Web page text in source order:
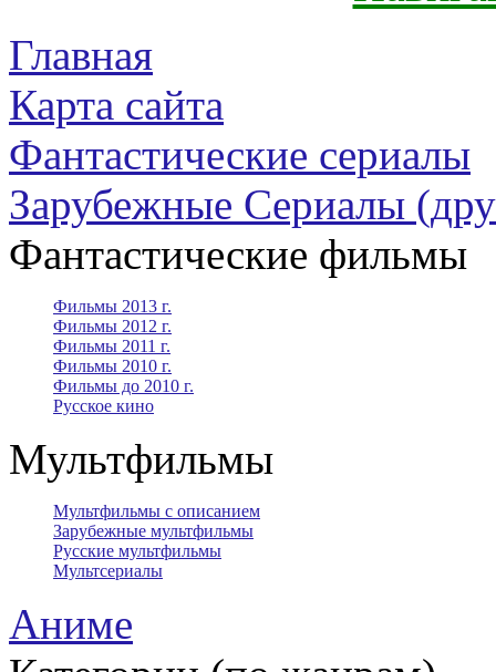
Главная
Карта сайта
Фантастические сериалы
Зарубежные Сериалы
Фантастические фильмы
Фильмы 2013 г.
Фильмы 2012 г.
Фильмы 2011 г.
Фильмы 2010 г.
Фильмы до 2010 г.
Русское кино
Мультфильмы
Мультфильмы с описанием
Зарубежные мультфильмы
Русские мультфильмы
Мультсериалы
Аниме